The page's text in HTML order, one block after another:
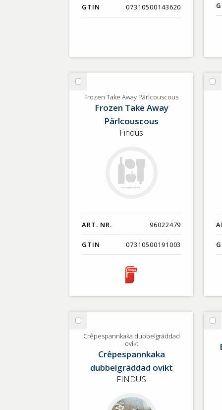
GTIN 07310500143620
Välj
Frozen
Pärlcouscous
Frozen Take Away Pärlcouscous
Frozen Take Away
Pärlcouscous
Findus
ART. NR. 96022479
GTIN 07310500191003
Välj
Välj
Crêpespannkaka
dubbelgräddad
Crêpespannkaka dubbelgräddad
ovikt
Crêpespannkaka
dubbelgräddad ovikt
FINDUS
Välj